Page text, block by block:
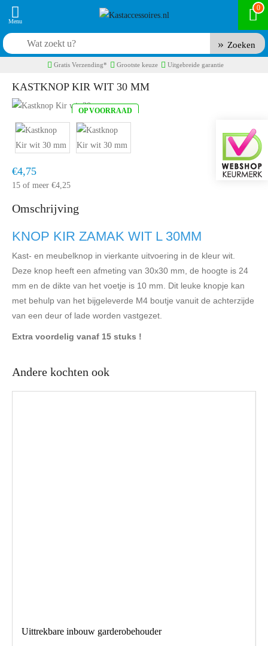
0
Zoeken
Gratis Verzending* Grootste keuze Uitgebreide garantie
KASTKNOP KIR WIT 30 MM
OP VOORRAAD
Snel in huis, 1 á 2 werkdagen KNO6821
€4,75
15 of meer €4,25
Omschrijving
KNOP KIR ZAMAK WIT L 30MM
Kast- en meubelknop in vierkante uitvoering in de kleur wit.
Deze knop heeft een afmeting van 30x30 mm, de hoogte is 24
mm en de dikte van het voetje is 10 mm. Dit leuke knopje kan
met behulp van het bijgeleverde M4 boutje vanuit de achterzijde
van een deur of lade worden vastgezet.
Extra voordelig vanaf 15 stuks !
Andere kochten ook
Uittrekbare inbouw garderobehouder